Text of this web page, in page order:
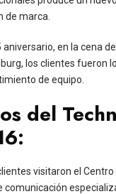
de marca.
aniversario, en la cena
los clientes fueron
de equipo.
del
visitaron el Centro
comunicación